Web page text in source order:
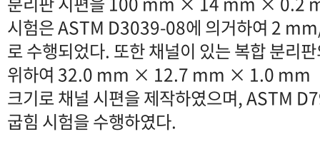
시험은 ASTM D3039-08에 의거하여 2
로 수행되었다. 또한 채널이 있는 복합 분리
위하여 32.0 mm × 12.7 mm × 1.0 mm
크기로 채널 시편을 제작하였으며, ASTM
굽힘 시험을 수행하였다.